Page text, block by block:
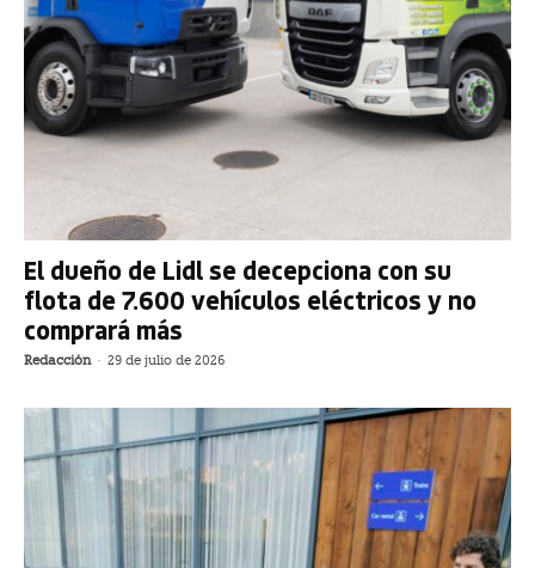
El dueño de Lidl se decepciona con su
flota de 7.600 vehículos eléctricos y no
comprará más
Redacción - 29 de julio de 2026